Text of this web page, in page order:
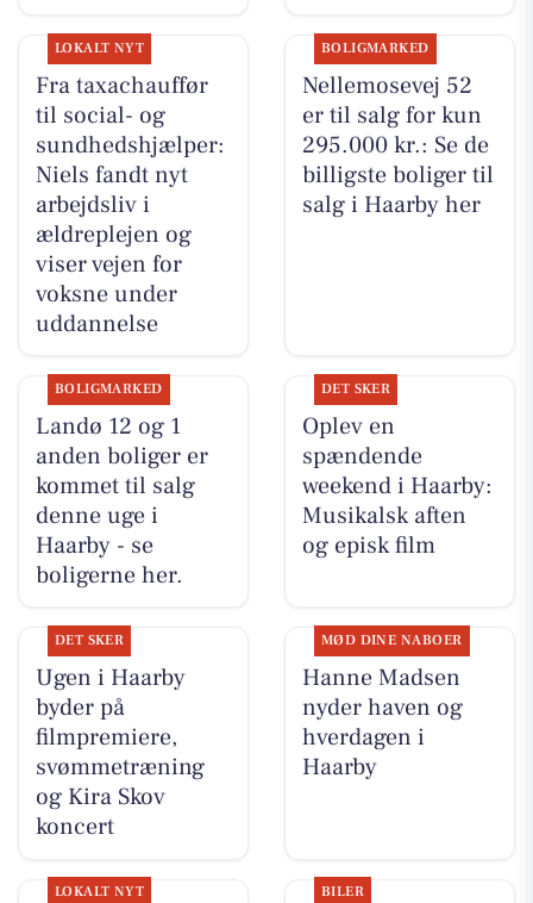
LOKALT NYT
Fra taxachauffør
til social- og
sundhedshjælper:
Niels fandt nyt
arbejdsliv i
ældreplejen og
viser vejen for
voksne under
uddannelse
BOLIGMARKED
Nellemosevej 52
er til salg for kun
295.000 kr.: Se de
billigste boliger til
salg i Haarby her
BOLIGMARKED
Landø 12 og 1
anden boliger er
kommet til salg
denne uge i
Haarby - se
boligerne her.
DET SKER
Oplev en
spændende
weekend i Haarby:
Musikalsk aften
og episk film
DET SKER
Ugen i Haarby
byder på
filmpremiere,
svømmetræning
og Kira Skov
koncert
MØD DINE NABOER
Hanne Madsen
nyder haven og
hverdagen i
Haarby
LOKALT NYT BILER